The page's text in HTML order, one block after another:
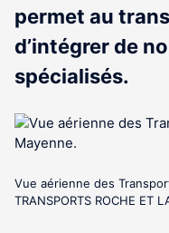
permet au
d’intégrer de
spécialisés.
Vue aérienne des
TRANSPORTS ROCHE ET